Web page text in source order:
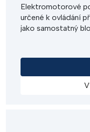
Elektromotorové
určené k ovládání
jako samostatný
Pohony typu SP-
životností a
instalace